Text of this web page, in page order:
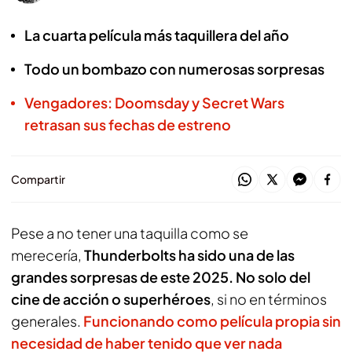
La cuarta película más taquillera del año
Todo un bombazo con numerosas sorpresas
Vengadores: Doomsday y Secret Wars
retrasan sus fechas de estreno
Compartir
Pese a no tener una taquilla como se
merecería, Thunderboltsha sido una de las
grandes sorpresas de este 2025. No solo del
cine de acción o superhéroes, si no en términos
generales. Funcionando como película propia sin
necesidad de haber tenido que ver nada